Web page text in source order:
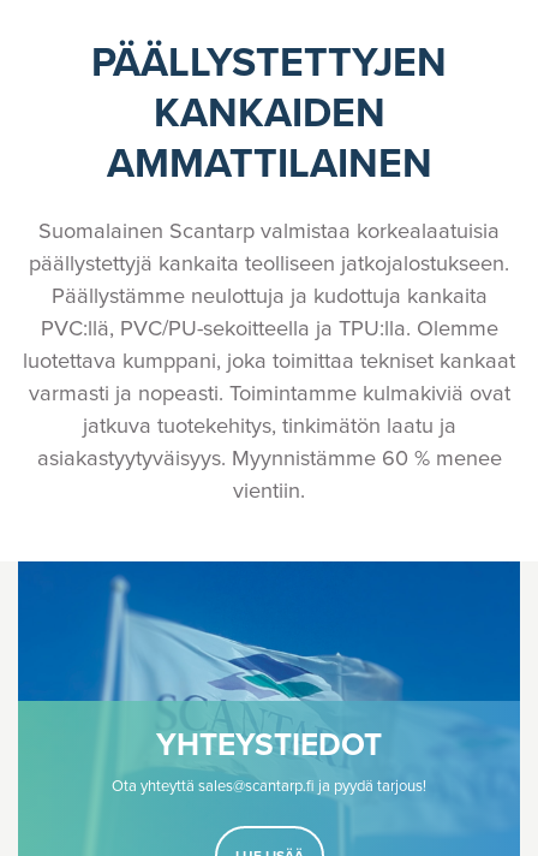
PÄÄLLYSTETTYJEN
KANKAIDEN
AMMATTILAINEN
Suomalainen Scantarp valmistaa korkealaatuisia
päällystettyjä kankaita teolliseen jatkojalostukseen.
Päällystämme neulottuja ja kudottuja kankaita
PVC:llä, PVC/PU-sekoitteella ja TPU:lla. Olemme
luotettava kumppani, joka toimittaa tekniset kankaat
varmasti ja nopeasti. Toimintamme kulmakiviä ovat
jatkuva tuotekehitys, tinkimätön laatu ja
asiakastyytyväisyys. Myynnistämme 60 % menee
vientiin.
YHTEYSTIEDOT
Ota yhteyttä sales@scantarp.fi ja pyydä tarjous!